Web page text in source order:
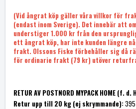
(Vid ångrat köp gäller våra villkor för
(endast inom Sverige). Det innebär att
understiger 1.000 kr från den
ett ångrat köp, har inte kunden längre
frakt. Olssons Fiske förbehåller sig då
för ordinarie frakt (79 kr) utöver
RETUR AV POSTNORD MYPACK HOME (f. d.
Retur upp till 20 kg (ej skrymmande):